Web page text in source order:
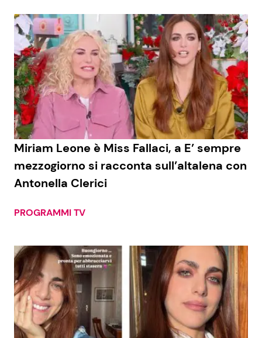
Miriam Leone è Miss Fallaci, a E’ sempre
mezzogiorno si racconta sull’altalena con
Antonella Clerici
PROGRAMMI TV